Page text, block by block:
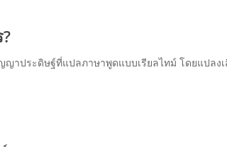
าประดิษฐ์ที่แปลภาษาพูดแบบเรียลไทม์ โดยแปลง